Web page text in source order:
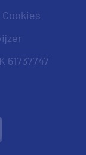
Cookies
61737747